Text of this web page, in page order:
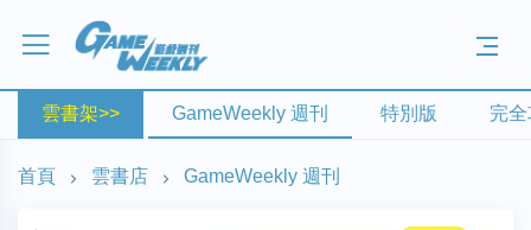
雲書架>> GameWeekly 週刊 特別版 完
首頁 雲書店 GameWeekly 週刊